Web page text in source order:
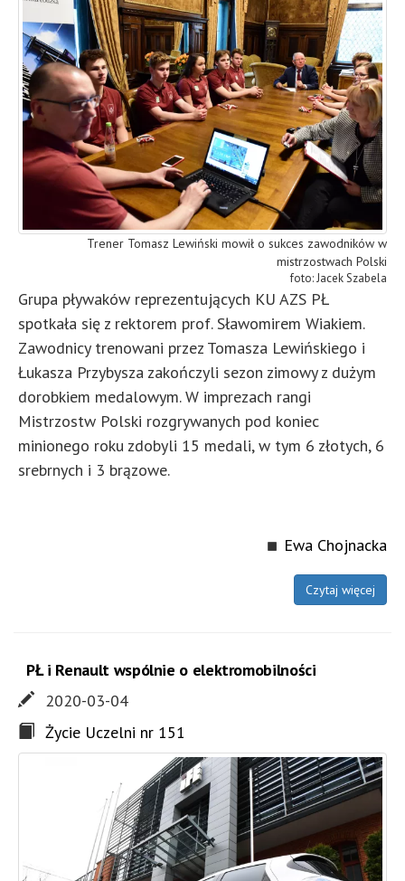
Trener Tomasz Lewiński mowił o sukces zawodników w
mistrzostwach Polski
Jacek Szabela
Grupa pływaków reprezentujących KU AZS PŁ
spotkała się z rektorem prof. Sławomirem Wiakiem.
Zawodnicy trenowani przez Tomasza Lewińskiego i
Łukasza Przybysza zakończyli sezon zimowy z dużym
dorobkiem medalowym. W imprezach rangi
Mistrzostw Polski rozgrywanych pod koniec
minionego roku zdobyli 15 medali, w tym 6 złotych, 6
srebrnych i 3 brązowe.
Ewa Chojnacka
Czytaj więcej
PŁ i Renault wspólnie o elektromobilności
2020-03-04
Życie Uczelni nr 151